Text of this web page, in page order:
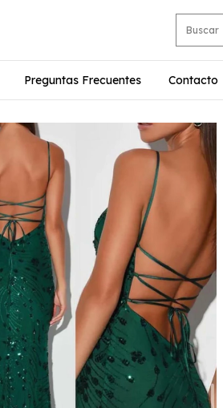
Preguntas Frecuentes Contacto